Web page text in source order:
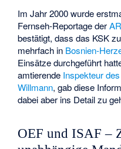
Im Jahr 2000 wurde
Fernseh-Reportage der
bestätigt, dass das KSK
mehrfach in Bosnien-
Einsätze durchgeführt
amtierende Inspekteur
Willmann, gab diese
dabei aber ins Detail zu
OEF und ISAF –